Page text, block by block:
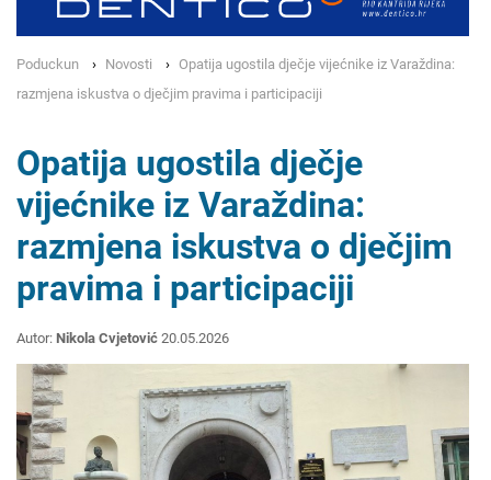
Poduckun Novosti
Opatija ugostila dječje vijećnike iz Varaždina:
razmjena iskustva o dječjim pravima i participaciji
Opatija ugostila dječje
vijećnike iz Varaždina:
razmjena iskustva o dječjim
pravima i participaciji
Autor: Nikola Cvjetović 20.05.2026